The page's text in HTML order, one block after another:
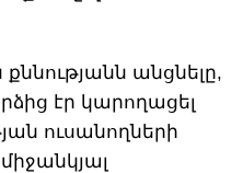
քննությանն անցնելը,
էր կարողացել
ուսանողների